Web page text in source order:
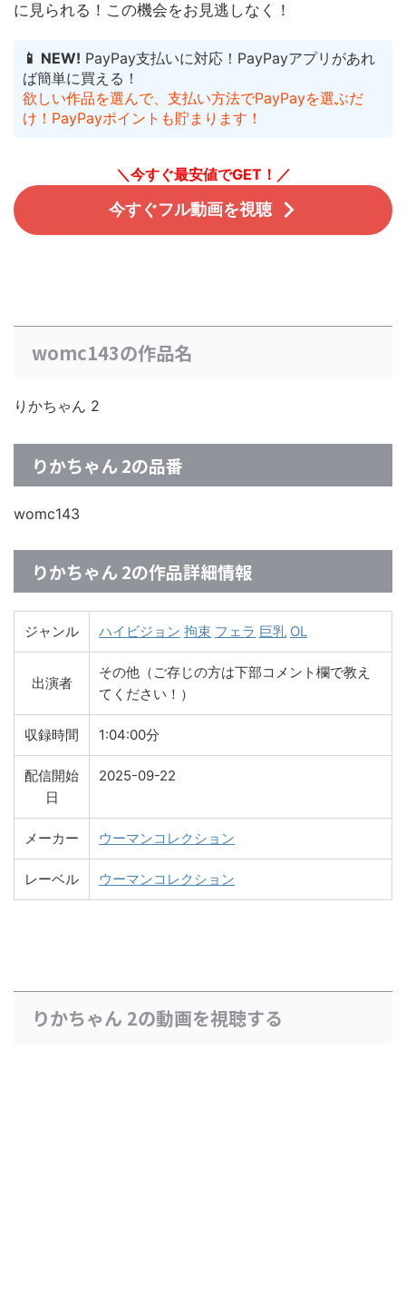
に見られる！ この機会をお見逃しなく！
📱 NEW! PayPay支払いに対応！PayPayアプリがあれ
ば簡単に買える！
欲しい作品を選んで、支払い方法でPayPayを選ぶだ
け！PayPayポイントも貯まります！
＼今すぐ最安値でGET！／
今すぐフル動画を視聴
womc143の作品名
りかちゃん 2
りかちゃん 2の品番
womc143
りかちゃん 2の作品詳細情報
ジャンル ハイビジョン 拘束 フェラ 巨乳 OL
出演者
その他（ご存じの方は下部コメント欄で教え
てください！）
収録時間 1:04:00分
配信開始
日
2025-09-22
メーカー ウーマンコレクション
レーベル ウーマンコレクション
りかちゃん 2の動画を視聴する